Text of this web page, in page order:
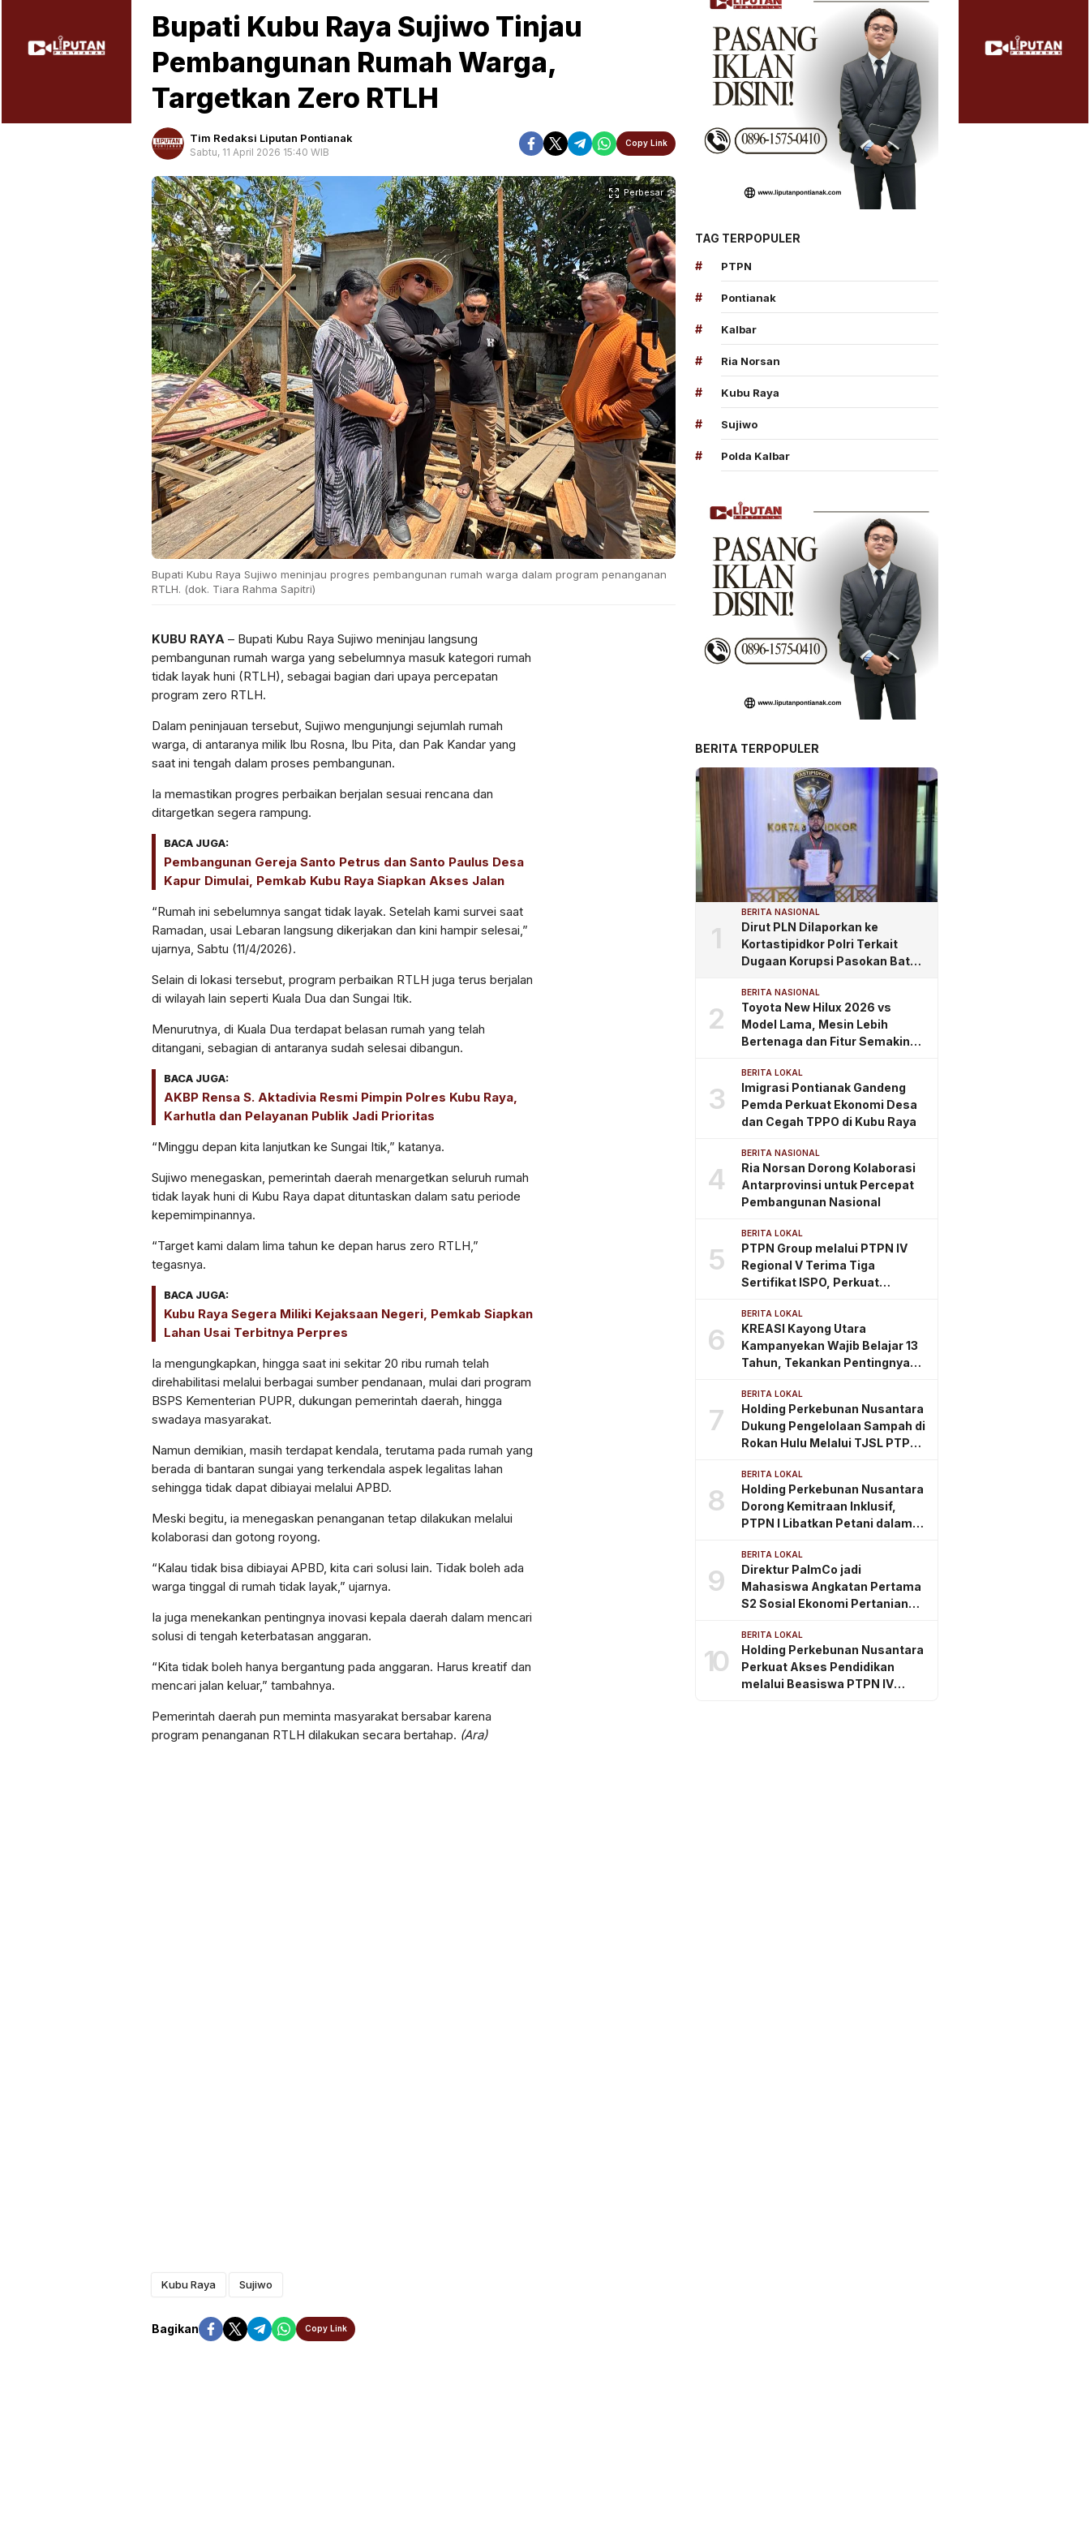
Bupati Kubu Raya Sujiwo Tinjau
Pembangunan Rumah Warga,
Targetkan Zero RTLH
Tim Redaksi Liputan Pontianak
Sabtu, 11 April 2026 15:40 WIB
Copy Link
Perbesar
Bupati Kubu Raya Sujiwo meninjau progres pembangunan rumah warga dalam program penanganan
RTLH. (dok. Tiara Rahma Sapitri)
KUBU RAYA – Bupati Kubu Raya Sujiwo meninjau langsung
pembangunan rumah warga yang sebelumnya masuk kategori rumah
tidak layak huni (RTLH), sebagai bagian dari upaya percepatan
program zero RTLH.
Dalam peninjauan tersebut, Sujiwo mengunjungi sejumlah rumah
warga, di antaranya milik Ibu Rosna, Ibu Pita, dan Pak Kandar yang
saat ini tengah dalam proses pembangunan.
Ia memastikan progres perbaikan berjalan sesuai rencana dan
ditargetkan segera rampung.
BACA JUGA:
Pembangunan Gereja Santo Petrus dan Santo Paulus Desa
Kapur Dimulai, Pemkab Kubu Raya Siapkan Akses Jalan
“Rumah ini sebelumnya sangat tidak layak. Setelah kami survei saat
Ramadan, usai Lebaran langsung dikerjakan dan kini hampir selesai,”
ujarnya, Sabtu (11/4/2026).
Selain di lokasi tersebut, program perbaikan RTLH juga terus berjalan
di wilayah lain seperti Kuala Dua dan Sungai Itik.
Menurutnya, di Kuala Dua terdapat belasan rumah yang telah
ditangani, sebagian di antaranya sudah selesai dibangun.
BACA JUGA:
AKBP Rensa S. Aktadivia Resmi Pimpin Polres Kubu Raya,
Karhutla dan Pelayanan Publik Jadi Prioritas
“Minggu depan kita lanjutkan ke Sungai Itik,” katanya.
Sujiwo menegaskan, pemerintah daerah menargetkan seluruh rumah
tidak layak huni di Kubu Raya dapat dituntaskan dalam satu periode
kepemimpinannya.
“Target kami dalam lima tahun ke depan harus zero RTLH,”
tegasnya.
BACA JUGA:
Kubu Raya Segera Miliki Kejaksaan Negeri, Pemkab Siapkan
Lahan Usai Terbitnya Perpres
Ia mengungkapkan, hingga saat ini sekitar 20 ribu rumah telah
direhabilitasi melalui berbagai sumber pendanaan, mulai dari program
BSPS Kementerian PUPR, dukungan pemerintah daerah, hingga
swadaya masyarakat.
Namun demikian, masih terdapat kendala, terutama pada rumah yang
berada di bantaran sungai yang terkendala aspek legalitas lahan
sehingga tidak dapat dibiayai melalui APBD.
Meski begitu, ia menegaskan penanganan tetap dilakukan melalui
kolaborasi dan gotong royong.
“Kalau tidak bisa dibiayai APBD, kita cari solusi lain. Tidak boleh ada
warga tinggal di rumah tidak layak,” ujarnya.
Ia juga menekankan pentingnya inovasi kepala daerah dalam mencari
solusi di tengah keterbatasan anggaran.
“Kita tidak boleh hanya bergantung pada anggaran. Harus kreatif dan
mencari jalan keluar,” tambahnya.
Pemerintah daerah pun meminta masyarakat bersabar karena
program penanganan RTLH dilakukan secara bertahap. (Ara)
Kubu Raya Sujiwo
Bagikan Copy Link
TAG TERPOPULER
#
PTPN
# Pontianak
# Kalbar
# Ria Norsan
# Kubu Raya
# Sujiwo
# Polda Kalbar
BERITA TERPOPULER
1
BERITA NASIONAL
Dirut PLN Dilaporkan ke
Kortastipidkor Polri Terkait
Dugaan Korupsi Pasokan Batu
2
BERITA NASIONAL
Toyota New Hilux 2026 vs
Model Lama, Mesin Lebih
Bertenaga dan Fitur Semakin
3
BERITA LOKAL
Imigrasi Pontianak Gandeng
Pemda Perkuat Ekonomi Desa
dan Cegah TPPO di Kubu Raya
4
BERITA NASIONAL
Ria Norsan Dorong Kolaborasi
Antarprovinsi untuk Percepat
Pembangunan Nasional
5
BERITA LOKAL
PTPN Group melalui PTPN IV
Regional V Terima Tiga
Sertifikat ISPO, Perkuat
Berkelanjutan di Kalimantan
Timur
6
BERITA LOKAL
KREASI Kayong Utara
Kampanyekan Wajib Belajar 13
Tahun, Tekankan Pentingnya
Dini
7
BERITA LOKAL
Holding Perkebunan Nusantara
Dukung Pengelolaan Sampah di
Rokan Hulu Melalui TJSL PTPN
8
BERITA LOKAL
Holding Perkebunan Nusantara
Dorong Kemitraan Inklusif,
PTPN I Libatkan Petani dalam
9
BERITA LOKAL
Direktur PalmCo jadi
Mahasiswa Angkatan Pertama
S2 Sosial Ekonomi Pertanian
10
BERITA LOKAL
Holding Perkebunan Nusantara
Perkuat Akses Pendidikan
melalui Beasiswa PTPN IV